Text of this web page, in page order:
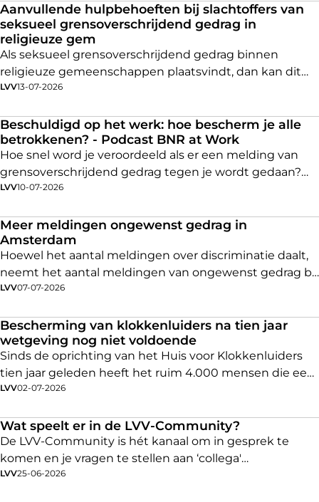
initiatiefnemende organisatieReport it, always(RITA)
hoe hard die veilige plekken nodig zijn.
Aanvullende hulpbehoeften bij slachtoffers van
seksueel grensoverschrijdend gedrag in
religieuze gem
Als seksueel grensoverschrijdend gedrag binnen
religieuze gemeenschappen plaatsvindt, dan kan dit
voor slachtoffers extra ingrijpend zijn en leiden tot
hulpverlening als religieuze gemeenschappen beter
afstemmen.
LVV13-07-2026
Beschuldigd op het werk: hoe bescherm je alle
betrokkenen? - Podcast BNR at Work
Hoe snel word je veroordeeld als er een melding van
grensoverschrijdend gedrag tegen je wordt gedaan?
Nigaio Wijnen en Arjan Elbers van BNR at Work erover
arbeidsrechtadvocaat Theo Vlot.
LVV10-07-2026
Meer meldingen ongewenst gedrag in
Amsterdam
Hoewel het aantal meldingen over discriminatie daalt,
neemt het aantal meldingen van ongewenst gedrag bij
de gemeente Amsterdam nog toe.
LVV07-07-2026
Bescherming van klokkenluiders na tien jaar
wetgeving nog niet voldoende
Sinds de oprichting van het Huis voor Klokkenluiders
tien jaar geleden heeft het ruim 4.000 mensen die een
misstand op het werk vermoeden (potentiële
De vermoedens varieerden van fraude & corruptie,
milieudelicten, onveilige werksituaties, gevaarlijke
consumentenproducten, verkeerde omgang met data
en persoonsgegevens tot atoomspionage. Na tien jaar
LVV02-07-2026
Wat speelt er in de LVV-Community?
De LVV-Community is hét kanaal om in gesprek te
komen en je vragen te stellen aan ‘collega'
vertrouwenspersonen over onderwerpen die jou
LVV25-06-2026